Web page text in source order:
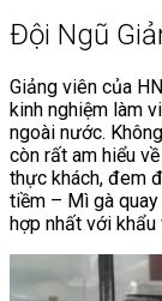
Đội Ngũ
Giảng viên của
kinh nghiệm làm
ngoài nước.
còn rất am hiểu
thực khách, đem
tiềm – Mì gà quay
hợp nhất với